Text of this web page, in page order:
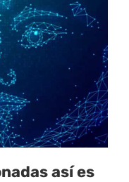
así es